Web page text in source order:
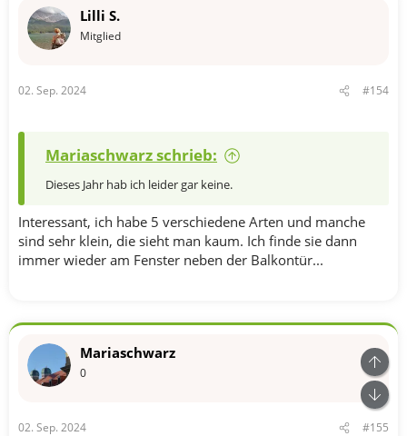
o
:
Lilli S.
Mitglied
02. Sep. 2024 #154
Mariaschwarz schrieb:
Dieses Jahr hab ich leider gar keine.
Interessant, ich habe 5 verschiedene Arten und manche
sind sehr klein, die sieht man kaum. Ich finde sie dann
immer wieder am Fenster neben der Balkontür...
Mariaschwarz
0
02. Sep. 2024 #155